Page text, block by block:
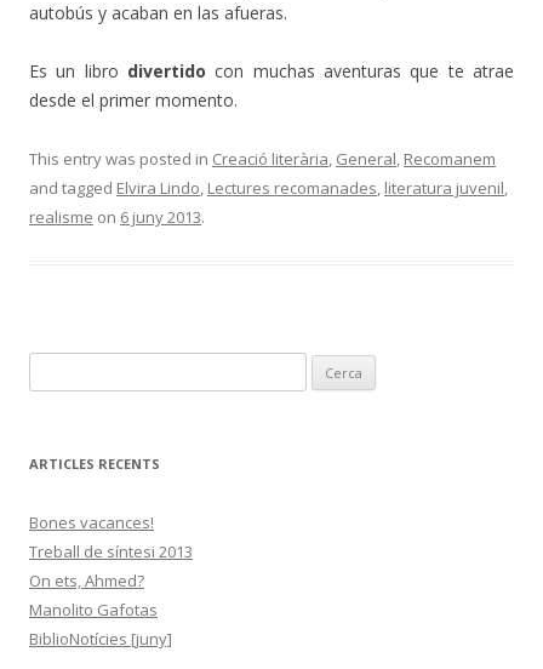
autobús y acaban en las afueras.
Es un libro divertidocon muchas aventuras que te atrae
desde el primer momento.
This entry was posted in Creació literària, General, Recomanem
and tagged Elvira Lindo, Lectures recomanades, literatura juvenil,
realisme on 6 juny 2013.
e
c
:
ARTICLES RECENTS
Bones vacances!
Treball de síntesi 2013
On ets, Ahmed?
Manolito Gafotas
BiblioNotícies [juny]